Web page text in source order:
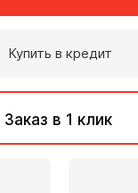
Купить в кредит
Заказ в 1 клик